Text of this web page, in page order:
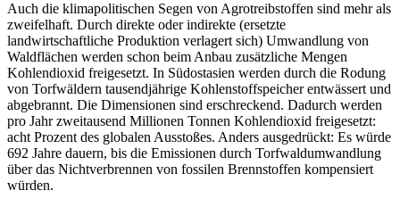
Auch die klimapolitischen Segen von Agrotreibstoffen sind mehr als
zweifelhaft. Durch direkte oder indirekte (ersetzte
landwirtschaftliche Produktion verlagert sich) Umwandlung von
Waldflächen werden schon beim Anbau zusätzliche Mengen
Kohlendioxid freigesetzt. In Südostasien werden durch die Rodung
von Torfwäldern tausendjährige Kohlenstoffspeicher entwässert und
abgebrannt. Die Dimensionen sind erschreckend. Dadurch werden
pro Jahr zweitausend Millionen Tonnen Kohlendioxid freigesetzt:
acht Prozent des globalen Ausstoßes. Anders ausgedrückt: Es würde
692 Jahre dauern, bis die Emissionen durch Torfwaldumwandlung
über das Nichtverbrennen von fossilen Brennstoffen kompensiert
würden.